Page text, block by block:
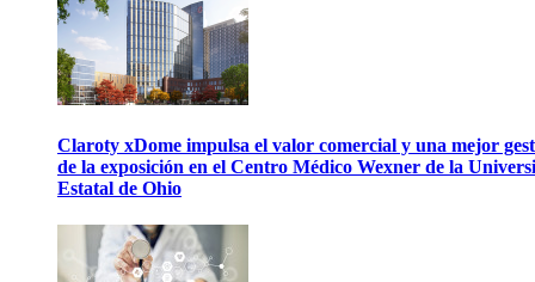
Claroty xDome impulsa el valor comercial y una mejor
de la exposición en el Centro Médico Wexner de la
Estatal de Ohio